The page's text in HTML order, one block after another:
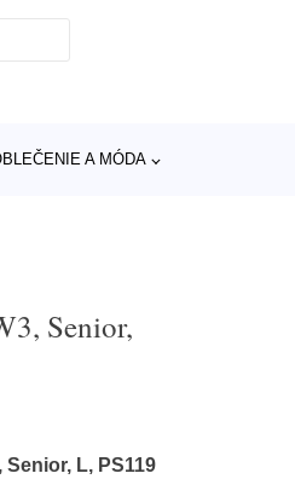
A MÓDA
Senior,
L, PS119